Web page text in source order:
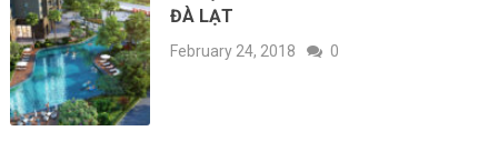
ĐÀ LẠT
February 24, 2018 0